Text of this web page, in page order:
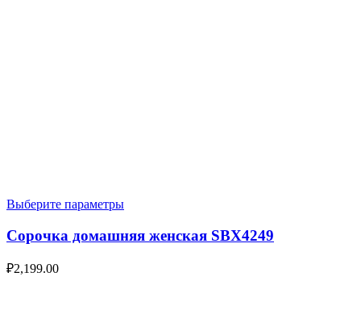
Выберите параметры
Сорочка домашняя женская SBX4249
₽2,199.00